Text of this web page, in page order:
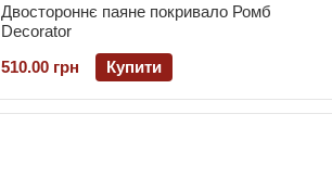
Двостороннє паяне покривало Ромб
Decorator
510.00 грн
Купити